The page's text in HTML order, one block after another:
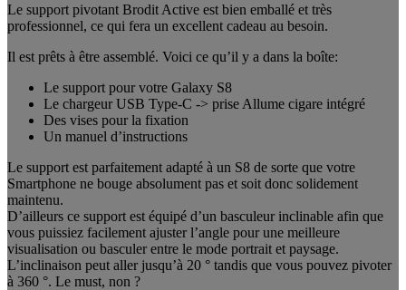
Le support pivotant Brodit Active est bien emballé et très
professionnel, ce qui fera un excellent cadeau au besoin.
Il est prêts à être assemblé. Voici ce qu’il y a dans la boîte:
Le support pour votre Galaxy S8
Le chargeur USB Type-C -> prise Allume cigare intégré
Des vises pour la fixation
Un manuel d’instructions
Le support est parfaitement adapté à un S8 de sorte que votre
Smartphone ne bouge absolument pas et soit donc solidement
maintenu.
D’ailleurs ce support est équipé d’un basculeur inclinable afin que
vous puissiez facilement ajuster l’angle pour une meilleure
visualisation ou basculer entre le mode portrait et paysage.
L’inclinaison peut aller jusqu’à 20 ° tandis que vous pouvez pivoter
à 360 °. Le must, non ?